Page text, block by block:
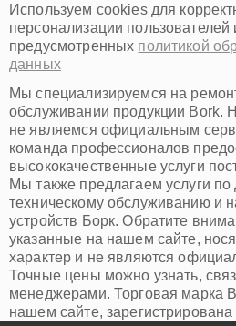
Омск
Красноярск
Пермь
Ульяновск
Киров
Архангельск
Астрахань
Белгород
Благовещенск
Брянск
Владивосток
Владикавказ
Владимир
Волжский
Вологда
Грозный
Иваново
Используем cookies для
персонализации пользователей
предусмотренных политикой
данных
Мы специализируемся на
обслуживании продукции Bork.
не являемся официальным
команда профессионалов
высококачественные услуги
Мы также предлагаем услуги по
техническому обслуживанию и
устройств Борк. Обратите
указанные на нашем сайте,
характер и не являются
Точные цены можно узнать,
менеджерами. Торговая марка
нашем сайте, зарегистрирована